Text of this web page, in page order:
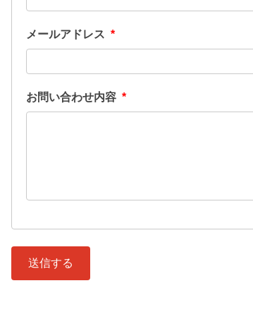
メールアドレス *
お問い合わせ内容 *